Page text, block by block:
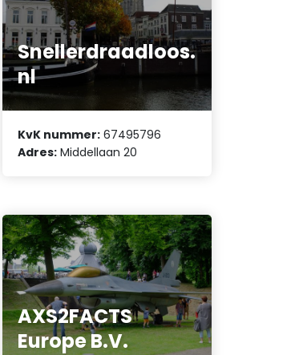
Snellerdraadloos.
nl
KvK nummer: 67495796
Adres: Middellaan 20
AXS2FACTS
Europe B.V.